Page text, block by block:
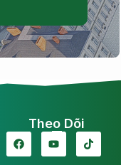
Theo Dõi